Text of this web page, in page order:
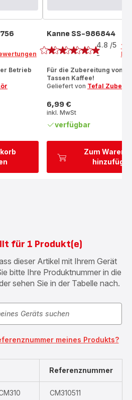
Betrieb
Zum
Kanne SS-986844
Bewertung
4.8 /5
-
11
Für die Zubereitung von
Tassen Kaffee!
Geliefert von Tefal
Preis
6,99 €
inkl. MwSt
verfügbar
für 1 Produkt(e)
dieser Artikel mit Ihrem Gerät
bitte Ihre Produktnummer in die
sehen Sie in der Tabelle nach.
meines Produkts?
Referenznummer
CM310511